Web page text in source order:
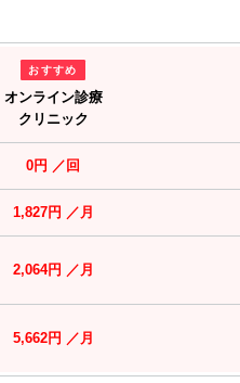
おすすめ
オンライン診療
クリニック
0円 ／回
1,827円 ／月
2,064円 ／月
5,662円 ／月